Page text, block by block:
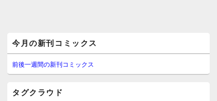
イ
ン
サ
イ
今月の新刊コミックス
前後一週間の新刊コミックス
タグクラウド